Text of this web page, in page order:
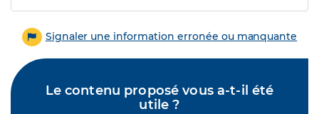
Signaler une information erronée ou manquante
Le contenu proposé vous a-t-il été
utile ?